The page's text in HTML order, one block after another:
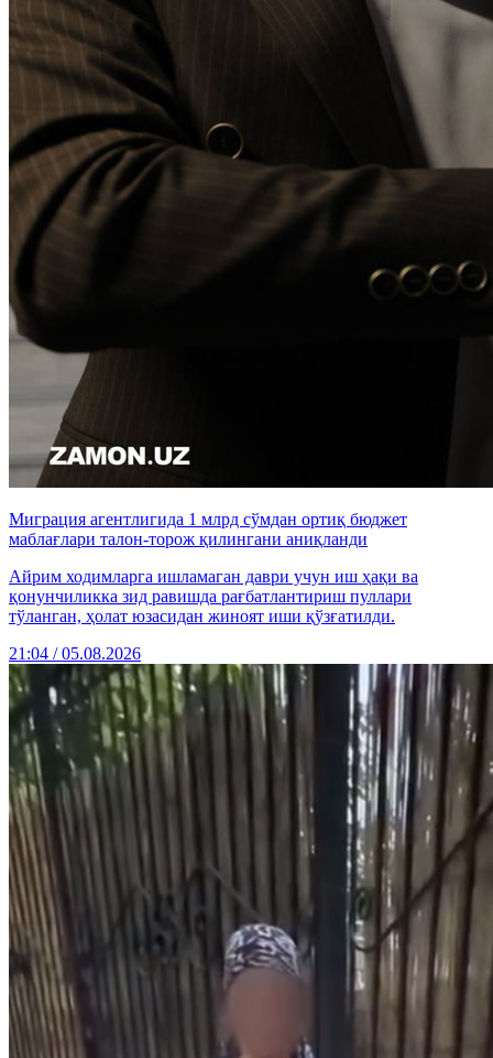
Миграция агентлигида 1 млрд сўмдан ортиқ бюджет
маблағлари талон-торож қилингани аниқланди
Айрим ходимларга ишламаган даври учун иш ҳақи ва
қонунчиликка зид равишда рағбатлантириш пуллари
тўланган, ҳолат юзасидан жиноят иши қўзғатилди.
21:04 / 05.08.2026